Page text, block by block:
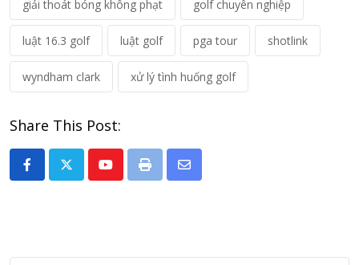
giải thoát bóng không phạt golf chuyên nghiệp
luật 16.3 golf luật golf pga tour shotlink
wyndham clark xử lý tình huống golf
Share This Post:
YoutubePrint
Share